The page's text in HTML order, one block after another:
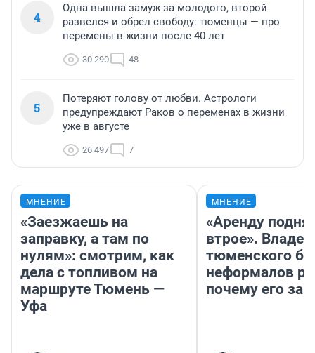
4
Одна вышла замуж за молодого, второй
развелся и обрел свободу: тюменцы — про
перемены в жизни после 40 лет
30 290 48
5
Потеряют голову от любви. Астрологи
предупреждают Раков о переменах в жизни
уже в августе
26 497 7
МНЕНИЕ
«Заезжаешь на
заправку, а там по
нулям»: смотрим, как
дела с топливом на
маршруте Тюмень —
Уфа
МНЕНИЕ
«Аренду
втрое».
тюменского
неформалов
почему его